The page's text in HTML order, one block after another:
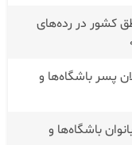
کشور در رده‌های
پسر باشگاه‌ها و
باشگاه‌ها و